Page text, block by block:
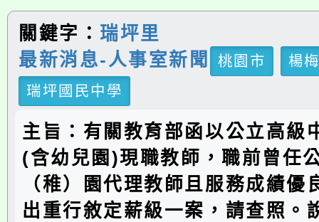
關鍵字： 瑞坪里
最新消息-人事室新聞
桃園市
楊
瑞坪國民中學
主旨：有關教育部函以公立高級
(含幼兒園)現職教師，職前曾任
（稚）園代理教師且服務成績優
出重行敘定薪級一案，請查照。